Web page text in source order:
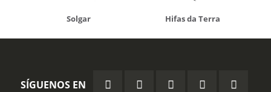
Solgar Hifas da Terra
SÍGUENOS EN